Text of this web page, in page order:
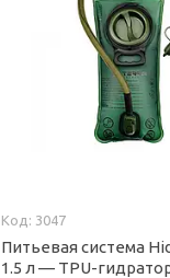
3047
Питьевая система
1.5 л — TPU-